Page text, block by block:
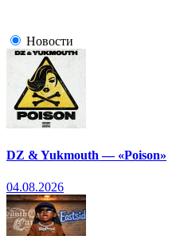
Новости
DZ & Yukmouth — «Poison»
04.08.2026